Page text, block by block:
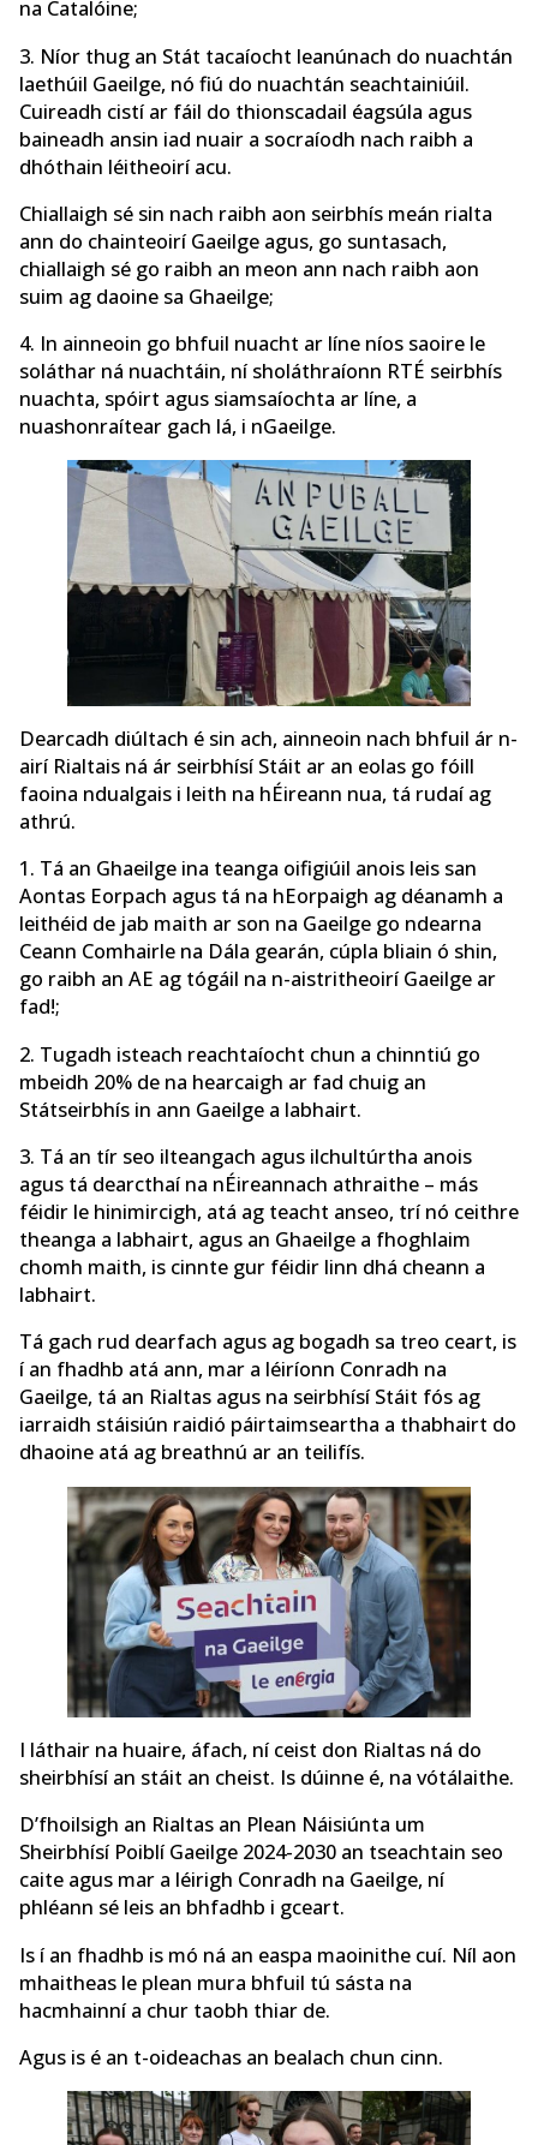
na Catalóine;
3. Níor thug an Stát tacaíocht leanúnach do nuachtán
laethúil Gaeilge, nó fiú do nuachtán seachtainiúil.
Cuireadh cistí ar fáil do thionscadail éagsúla agus
baineadh ansin iad nuair a socraíodh nach raibh a
dhóthain léitheoirí acu.
Chiallaigh sé sin nach raibh aon seirbhís meán rialta
ann do chainteoirí Gaeilge agus, go suntasach,
chiallaigh sé go raibh an meon ann nach raibh aon
suim ag daoine sa Ghaeilge;
4. In ainneoin go bhfuil nuacht ar líne níos saoire le
soláthar ná nuachtáin, ní sholáthraíonn RTÉ seirbhís
nuachta, spóirt agus siamsaíochta ar líne, a
nuashonraítear gach lá, i nGaeilge.
Dearcadh diúltach é sin ach, ainneoin nach bhfuil ár n-
airí Rialtais ná ár seirbhísí Stáit ar an eolas go fóill
faoina ndualgais i leith na hÉireann nua, tá rudaí ag
athrú.
1. Tá an Ghaeilge ina teanga oifigiúil anois leis san
Aontas Eorpach agus tá na hEorpaigh ag déanamh a
leithéid de jab maith ar son na Gaeilge go ndearna
Ceann Comhairle na Dála gearán, cúpla bliain ó shin,
go raibh an AE ag tógáil na n-aistritheoirí Gaeilge ar
fad!;
2. Tugadh isteach reachtaíocht chun a chinntiú go
mbeidh 20% de na hearcaigh ar fad chuig an
Státseirbhís in ann Gaeilge a labhairt.
3. Tá an tír seo ilteangach agus ilchultúrtha anois
agus tá dearcthaí na nÉireannach athraithe – más
féidir le hinimircigh, atá ag teacht anseo, trí nó ceithre
theanga a labhairt, agus an Ghaeilge a fhoghlaim
chomh maith, is cinnte gur féidir linn dhá cheann a
labhairt.
Tá gach rud dearfach agus ag bogadh sa treo ceart, is
í an fhadhb atá ann, mar a léiríonn Conradh na
Gaeilge, tá an Rialtas agus na seirbhísí Stáit fós ag
iarraidh stáisiún raidió páirtaimseartha a thabhairt do
dhaoine atá ag breathnú ar an teilifís.
I láthair na huaire, áfach, ní ceist don Rialtas ná do
sheirbhísí an stáit an cheist. Is dúinne é, na vótálaithe.
D’fhoilsigh an Rialtas an Plean Náisiúnta um
Sheirbhísí Poiblí Gaeilge 2024-2030 an tseachtain seo
caite agus mar a léirigh Conradh na Gaeilge, ní
phléann sé leis an bhfadhb i gceart.
Is í an fhadhb is mó ná an easpa maoinithe cuí. Níl aon
mhaitheas le plean mura bhfuil tú sásta na
hacmhainní a chur taobh thiar de.
Agus is é an t-oideachas an bealach chun cinn.